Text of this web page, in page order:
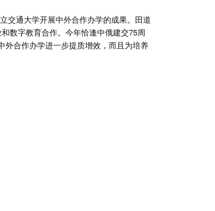
交通大学开展中外合作办学的成果。田道
数字教育合作。今年恰逢中俄建交75周
外合作办学进一步提质增效，而且为培养